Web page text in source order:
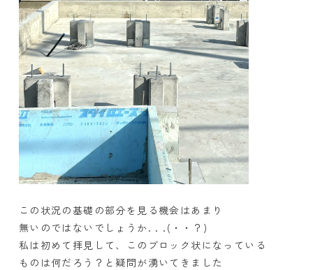
この状況の基礎の部分を見る機会はあまり
無いのではないでしょうか. . .( ・・？ )
私は初めて拝見して、このブロック状になっている
ものは何だろう？と疑問が湧いてきました